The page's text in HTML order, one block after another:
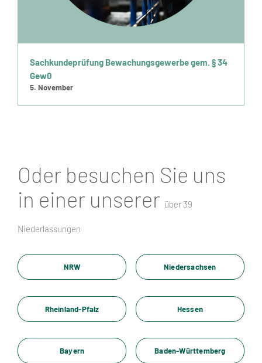
Sachkundeprüfung Bewachungsgewerbe gem. § 34
Gew0
5. November
Oder besuchen Sie uns
in einer unserer über 39
Niederlassungen
NRW Niedersachsen
Rheinland-Pfalz Hessen
Bayern Baden-Württemberg